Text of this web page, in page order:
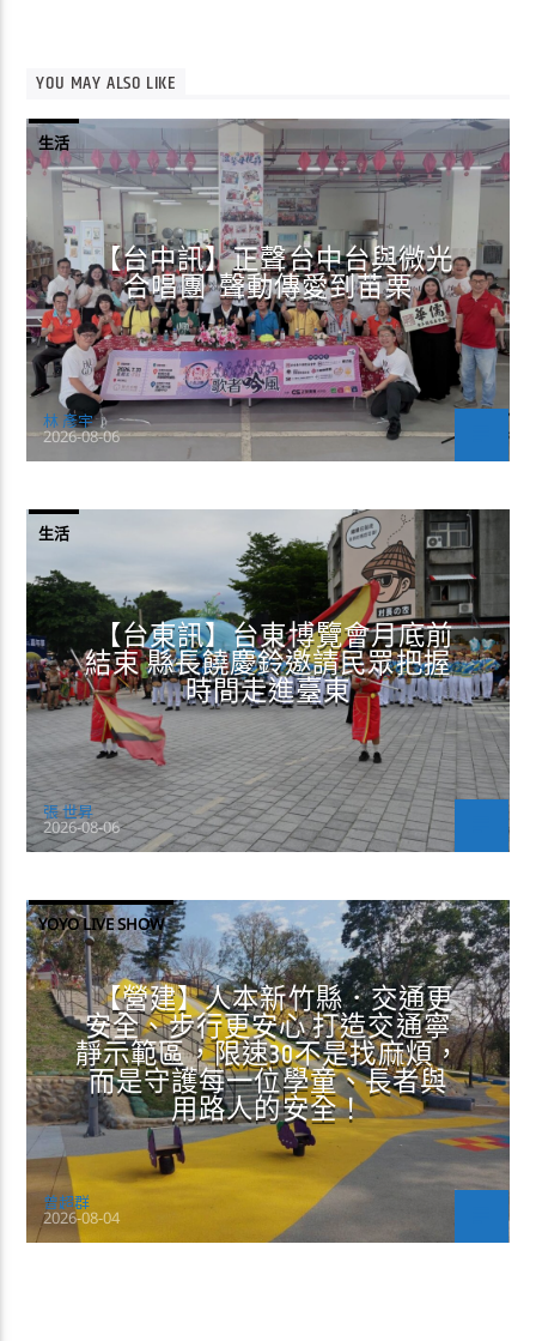
YOU MAY ALSO LIKE
生活
【台中訊】正聲台中台與微光
合唱團 聲動傳愛到苗栗
林 彥宇
2026-08-06
生活
【台東訊】台東博覽會月底前
結束 縣長饒慶鈴邀請民眾把握
時間走進臺東
張 世昇
2026-08-06
YOYO LIVE SHOW
【營建】人本新竹縣．交通更
安全、步行更安心 打造交通寧
靜示範區，限速30不是找麻煩，
而是守護每一位學童、長者與
用路人的安全！
曾超群
2026-08-04